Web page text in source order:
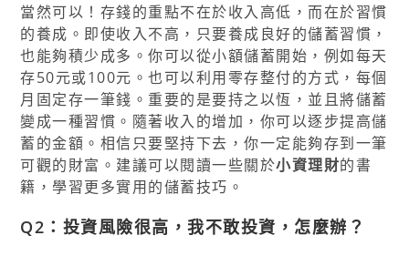
當然可以！存錢的重點不在於收入高低，而在於習慣
的養成。即使收入不高，只要養成良好的儲蓄習慣，
也能夠積少成多。你可以從小額儲蓄開始，例如每天
存50元或100元。也可以利用零存整付的方式，每個
月固定存一筆錢。重要的是要持之以恆，並且將儲蓄
變成一種習慣。隨著收入的增加，你可以逐步提高儲
蓄的金額。相信只要堅持下去，你一定能夠存到一筆
可觀的財富。建議可以閱讀一些關於小資理財的書
籍，學習更多實用的儲蓄技巧。
Q2：投資風險很高，我不敢投資，怎麼辦？